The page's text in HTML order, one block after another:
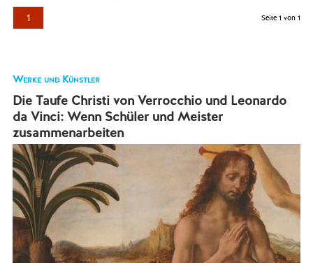
1 Seite 1 von 1
Werke und Künstler
Die Taufe Christi von Verrocchio und Leonardo
da Vinci: Wenn Schüler und Meister
zusammenarbeiten